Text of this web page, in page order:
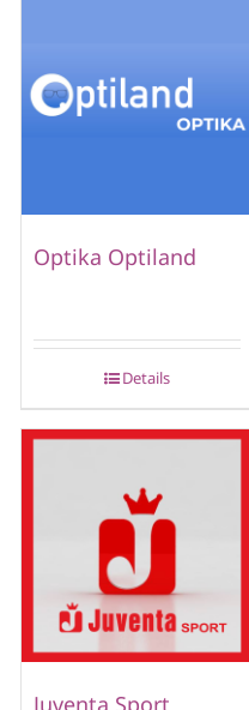
Optika Optiland
Details
Juventa Sport